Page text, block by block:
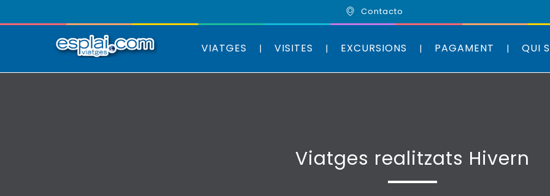
Contacto
VIATGES VISITES EXCURSIONS PAGAMENT QUI
Viatges realitzats Hivern